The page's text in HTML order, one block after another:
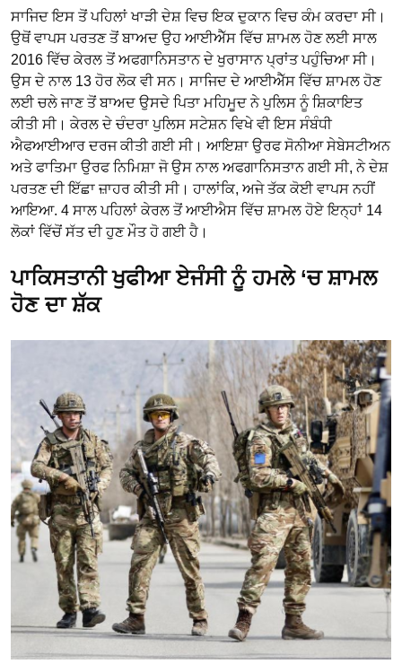
ਸਾਜਿਦ ਇਸ ਤੋਂ ਪਹਿਲਾਂ ਖਾੜੀ ਦੇਸ਼ ਵਿਚ ਇਕ ਦੁਕਾਨ ਵਿਚ ਕੰਮ ਕਰਦਾ ਸੀ।
ਉਥੋਂ ਵਾਪਸ ਪਰਤਣ ਤੋਂ ਬਾਅਦ ਉਹ ਆਈਐੱਸ ਵਿੱਚ ਸ਼ਾਮਲ ਹੋਣ ਲਈ ਸਾਲ
2016 ਵਿੱਚ ਕੇਰਲ ਤੋਂ ਅਫਗਾਨਿਸਤਾਨ ਦੇ ਖੁਰਾਸਾਨ ਪ੍ਰਾਂਤ ਪਹੁੰਚਿਆ ਸੀ।
ਉਸ ਦੇ ਨਾਲ 13 ਹੋਰ ਲੋਕ ਵੀ ਸਨ। ਸਾਜਿਦ ਦੇ ਆਈਐੱਸ ਵਿੱਚ ਸ਼ਾਮਲ ਹੋਣ
ਲਈ ਚਲੇ ਜਾਣ ਤੋਂ ਬਾਅਦ ਉਸਦੇ ਪਿਤਾ ਮਹਿਮੂਦ ਨੇ ਪੁਲਿਸ ਨੂੰ ਸ਼ਿਕਾਇਤ
ਕੀਤੀ ਸੀ। ਕੇਰਲ ਦੇ ਚੰਦਰਾ ਪੁਲਿਸ ਸਟੇਸ਼ਨ ਵਿਖੇ ਵੀ ਇਸ ਸੰਬੰਧੀ
ਐਫਆਈਆਰ ਦਰਜ ਕੀਤੀ ਗਈ ਸੀ। ਆਇਸ਼ਾ ਉਰਫ ਸੋਨੀਆ ਸੇਬੇਸਟੀਅਨ
ਅਤੇ ਫਾਤਿਮਾ ਉਰਫ ਨਿਮਿਸ਼ਾ ਜੋ ਉਸ ਨਾਲ ਅਫਗਾਨਿਸਤਾਨ ਗਈ ਸੀ, ਨੇ ਦੇਸ਼
ਪਰਤਣ ਦੀ ਇੱਛਾ ਜ਼ਾਹਰ ਕੀਤੀ ਸੀ। ਹਾਲਾਂਕਿ, ਅਜੇ ਤੱਕ ਕੋਈ ਵਾਪਸ ਨਹੀਂ
ਆਇਆ. 4 ਸਾਲ ਪਹਿਲਾਂ ਕੇਰਲ ਤੋਂ ਆਈਐਸ ਵਿੱਚ ਸ਼ਾਮਲ ਹੋਏ ਇਨ੍ਹਾਂ 14
ਲੋਕਾਂ ਵਿੱਚੋਂ ਸੱਤ ਦੀ ਹੁਣ ਮੌਤ ਹੋ ਗਈ ਹੈ।
ਪਾਕਿਸਤਾਨੀ ਖੁਫੀਆ ਏਜੰਸੀ ਨੂੰ ਹਮਲੇ ‘ਚ ਸ਼ਾਮਲ
ਹੋਣ ਦਾ ਸ਼ੱਕ